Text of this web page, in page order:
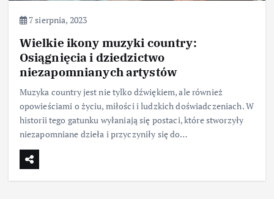
7 sierpnia, 2023
Wielkie ikony muzyki country:
Osiągnięcia i dziedzictwo
niezapomnianych artystów
Muzyka country jest nie tylko dźwiękiem, ale również
opowieściami o życiu, miłości i ludzkich doświadczeniach. W
historii tego gatunku wyłaniają się postaci, które stworzyły
niezapomniane dzieła i przyczyniły się do…